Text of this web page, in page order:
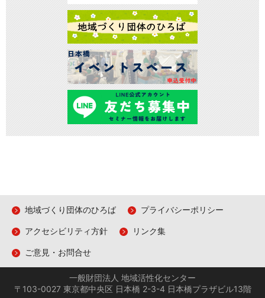
地域づくり団体のひろば プライバシーポリシー
アクセシビリティ方針 リンク集
ご意見・お問合せ
一般財団法人 地域活性化センター
〒103-0027 東京都中央区 日本橋 2-3-4 日本橋プラザビル13階